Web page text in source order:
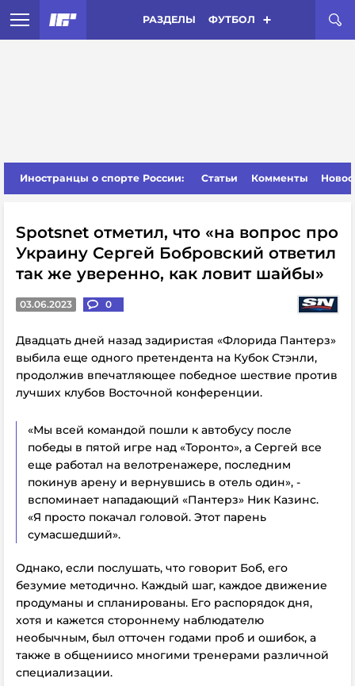
РАЗДЕЛЫ ФУТБОЛ
Иностранцы о спорте России: Статьи Комменты
Spotsnet отметил, что «на вопрос про
Украину Сергей Бобровский ответил
так же уверенно, как ловит шайбы»
03.06.2023 0
Двадцать дней назад задиристая «Флорида Пантерз»
выбила еще одного претендента на Кубок Стэнли,
продолжив впечатляющее победное шествие против
лучших клубов Восточной конференции.
«Мы всей командой пошли к автобусу после
победы в пятой игре над «Торонто», а Сергей все
еще работал на велотренажере, последним
покинув арену и вернувшись в отель один», -
вспоминает нападающий «Пантерз» Ник Казинс.
«Я просто покачал головой. Этот парень
сумасшедший».
Однако, если послушать, что говорит Боб, его
безумие методично. Каждый шаг, каждое движение
продуманы и спланированы. Его распорядок дня,
хотя и кажется стороннему наблюдателю
необычным, был отточен годами проб и ошибок, а
также в общениисо многими тренерами различной
специализации.